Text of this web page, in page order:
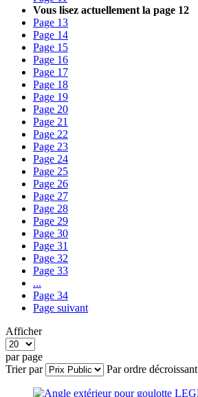
Vous lisez actuellement la page 12
Page 13
Page 14
Page 15
Page 16
Page 17
Page 18
Page 19
Page 20
Page 21
Page 22
Page 23
Page 24
Page 25
Page 26
Page 27
Page 28
Page 29
Page 30
Page 31
Page 32
Page 33
...
Page 34
Page suivant
Afficher
par page
Trier par
Par ordre décroissant